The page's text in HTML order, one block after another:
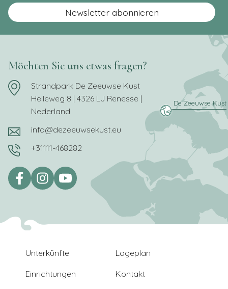
Newsletter abonnieren
Möchten Sie uns etwas fragen?
Strandpark De Zeeuwse Kust
Helleweg 8 | 4326 LJ Renesse |
Nederland
info@dezeeuwsekust.eu
+31111-468282
Unterkünfte
Einrichtungen
Lageplan
Kontakt